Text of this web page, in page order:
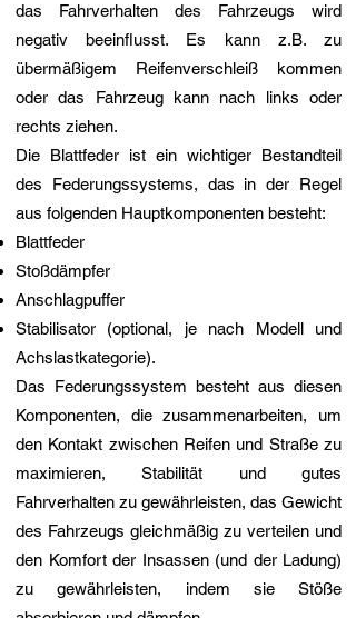
das Fahrverhalten des Fahrzeugs wird
negativ beeinflusst. Es kann z.B. zu
übermäßigem Reifenverschleiß kommen
oder das Fahrzeug kann nach links oder
rechts ziehen.
Die Blattfeder ist ein wichtiger Bestandteil
des Federungssystems, das in der Regel
aus folgenden Hauptkomponenten besteht:
Blattfeder
Stoßdämpfer
Anschlagpuffer
Stabilisator (optional, je nach Modell und
Achslastkategorie).
Das Federungssystem besteht aus diesen
Komponenten, die zusammenarbeiten, um
den Kontakt zwischen Reifen und Straße zu
maximieren, Stabilität und gutes
Fahrverhalten zu gewährleisten, das Gewicht
des Fahrzeugs gleichmäßig zu verteilen und
den Komfort der Insassen (und der Ladung)
zu gewährleisten, indem sie Stöße